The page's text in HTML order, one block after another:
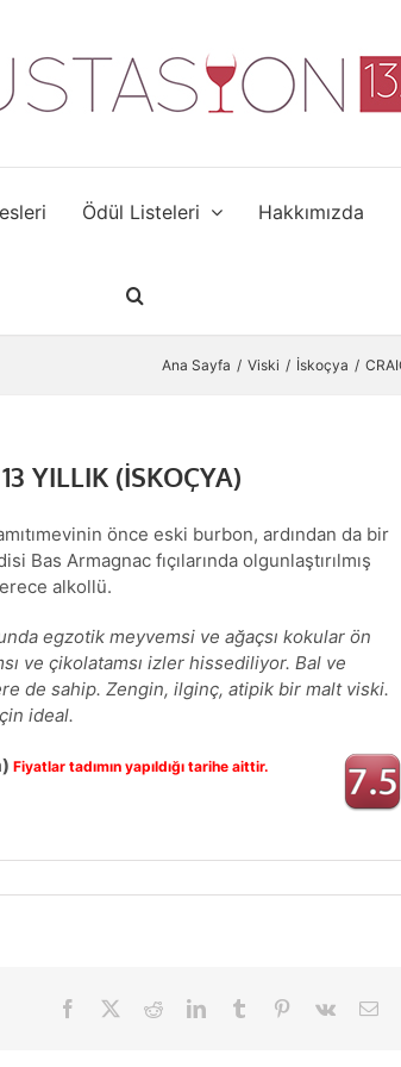
Ödül Listeleri Hakkımızda
Ana Sayfa Viski İskoçya
YILLIK (İSKOÇYA)
önce eski burbon, ardından da bir
Bas Armagnac fıçılarında olgunlaştırılmış
alkollü.
egzotik meyvemsi ve ağaçsı kokular ön
ve çikolatamsı izler hissediliyor. Bal ve
de sahip. Zengin, ilginç, atipik bir malt viski.
ideal.
Fiyatlar tadımın yapıldığı tarihe aittir.
Facebook RedditLinkedInTumblr Pinterest
Vk
E-